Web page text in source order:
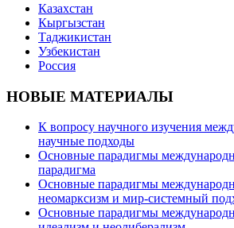
Казахстан
Кыргызстан
Таджикистан
Узбекистан
Россия
НОВЫЕ МАТЕРИАЛЫ
К вопросу научного изучения
научные подходы
Основные парадигмы
парадигма
Основные парадигмы
неомарксизм и мир-системный
Основные парадигмы